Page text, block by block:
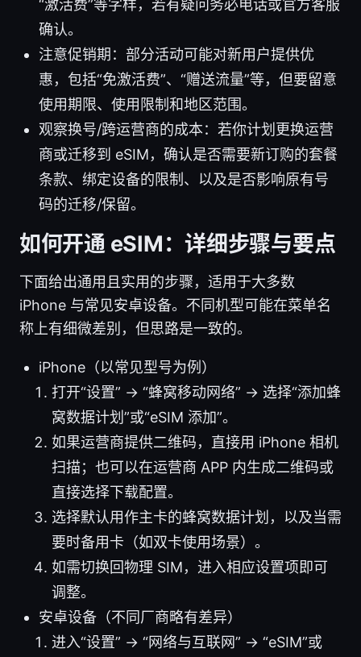
“激活费”等字样，若有疑问务必电话或官方客服
确认。
注意促销期：部分活动可能对新用户提供优
惠，包括“免激活费”、“赠送流量”等，但要留意
使用期限、使用限制和地区范围。
观察换号/跨运营商的成本：若你计划更换运营
商或迁移到 eSIM，确认是否需要新订购的套餐
条款、绑定设备的限制、以及是否影响原有号
码的迁移/保留。
如何开通 eSIM：详细步骤与要点
下面给出通用且实用的步骤，适用于大多数
iPhone 与常见安卓设备。不同机型可能在菜单名
称上有细微差别，但思路是一致的。
iPhone（以常见型号为例）
打开“设置” -> “蜂窝移动网络” -> 选择“添加蜂
窝数据计划”或“eSIM 添加”。
如果运营商提供二维码，直接用 iPhone 相机
扫描；也可以在运营商 APP 内生成二维码或
直接选择下载配置。
选择默认用作主卡的蜂窝数据计划，以及当需
要时备用卡（如双卡使用场景）。
如需切换回物理 SIM，进入相应设置项即可
调整。
安卓设备（不同厂商略有差异）
进入“设置” -> “网络与互联网” -> “eSIM”或